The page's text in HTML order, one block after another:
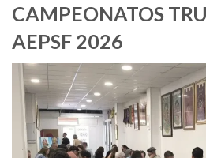
CAMPEONATOS
AEPSF 2026